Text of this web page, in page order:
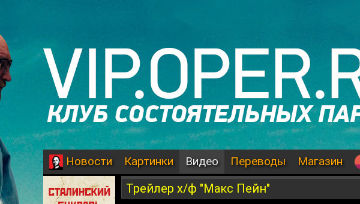
Новости Картинки Видео Переводы Магазин
Трейлер х/ф "Макс Пейн"